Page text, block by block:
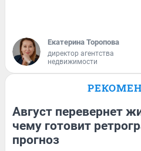
Екатерина Торопова
директор агентства
недвижимости
Август перевернет
чему готовит
прогноз